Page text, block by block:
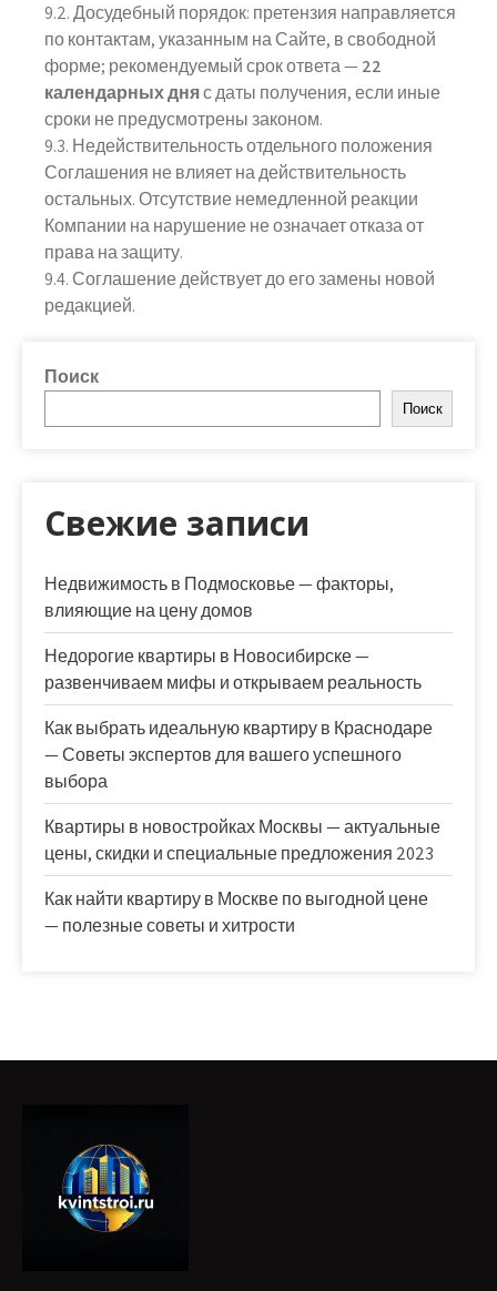
9.2. Досудебный порядок: претензия направляется
по контактам, указанным на Сайте, в свободной
форме; рекомендуемый срок ответа — 22
календарных дняс даты получения, если иные
сроки не предусмотрены законом.
9.3. Недействительность отдельного положения
Соглашения не влияет на действительность
остальных. Отсутствие немедленной реакции
Компании на нарушение не означает отказа от
права на защиту.
9.4. Соглашение действует до его замены новой
редакцией.
Поиск
Поиск
Свежие записи
Недвижимость в Подмосковье — факторы,
влияющие на цену домов
Недорогие квартиры в Новосибирске —
развенчиваем мифы и открываем реальность
Как выбрать идеальную квартиру в Краснодаре
— Советы экспертов для вашего успешного
выбора
Квартиры в новостройках Москвы — актуальные
цены, скидки и специальные предложения 2023
Как найти квартиру в Москве по выгодной цене
— полезные советы и хитрости